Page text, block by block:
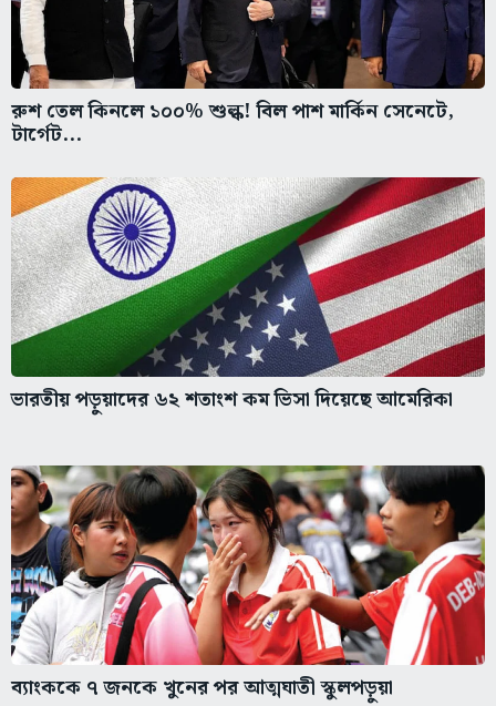
রুশ তেল কিনলে ১০০% শুল্ক! বিল পাশ মার্কিন সেনেটে,
টার্গেট...
ভারতীয় পড়ুয়াদের ৬২ শতাংশ কম ভিসা দিয়েছে আমেরিকা
ব্যাংককে ৭ জনকে খুনের পর আত্মঘাতী স্কুলপড়ুয়া